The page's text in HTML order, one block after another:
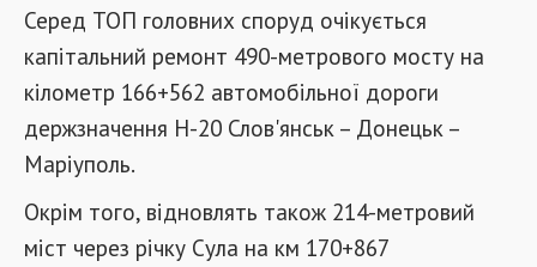
Серед ТОП головних споруд очікується
капітальний ремонт 490-метрового мосту на
кілометр 166+562 автомобільної дороги
держзначення Н-20 Слов'янськ – Донецьк –
Маріуполь.
Окрім того, відновлять також 214-метровий
міст через річку Сула на км 170+867